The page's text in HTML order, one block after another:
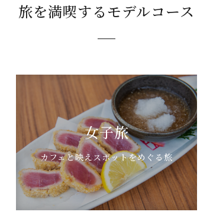
旅を満喫するモデルコース
女子旅
カフェと映えスポットをめぐる旅